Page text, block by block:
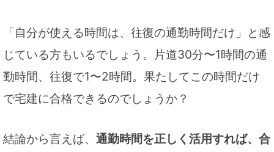
「自分が使える時間は、往復の通勤時間だけ」と感
じている方もいるでしょう。片道30分〜1時間の通
勤時間、往復で1〜2時間。果たしてこの時間だけ
で宅建に合格できるのでしょうか？
結論から言えば、 通勤時間を正しく活用すれば、合